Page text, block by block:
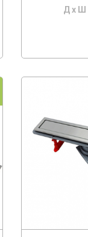
Д х Ш